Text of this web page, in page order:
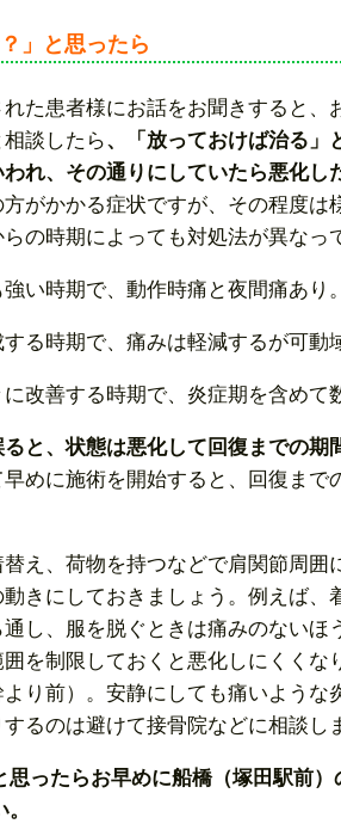
」と思ったら
た患者様にお話をお聞きすると、
談したら、「放っておけば治る」
れ、その通りにしていたら悪化し
方がかかる症状ですが、その程度は
の時期によっても対処法が異なっ
強い時期で、動作時痛と夜間痛あり。
する時期で、痛みは軽減するが可動
に改善する時期で、炎症期を含めて
と、状態は悪化して回復までの期
早めに施術を開始すると、回復まで
え、荷物を持つなどで肩関節周囲
きにしておきましょう。例えば、
し、服を脱ぐときは痛みのないほ
を制限しておくと悪化しにくくな
り前）。安静にしても痛いような
るのは避けて接骨院などに相談し
思ったらお早めに船橋（塚田駅前